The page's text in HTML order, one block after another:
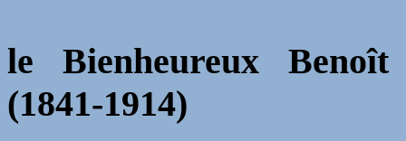
le Bienheureux
(1841-1914)